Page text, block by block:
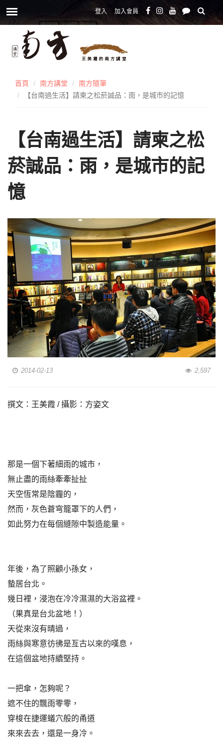
登入 加入會員
首頁 南方講堂
南方隨筆
【台南過生活】請柬之松菸誠品：雨，是城市的記憶
【台南過生活】請柬之松
菸誠品：雨，是城市的記
憶
2014-02-13 2,597
撰文：王美霞 / 攝影：方姿文
那是一個下著細雨的城市，
無止盡的雨絲牽牽扯扯
天空恆常是陰霾的，
然而，灰色蒼穹籠罩下的人們，
如此努力在每個縫隙中製造能量。
年後，為了照顧小孫女，
蟄居台北。
幾日裡，浸泡在冷冷濕濕的大浴盆裡。
（果真是台北盆地！）
天從來沒有晴過，
雨絲與寒意彷彿是亙古以來的嘆息，
在這個盆地持續堅持。
一把傘，怎夠呢？
遮不住的飄雨零零，
穿梭在捷運蟻穴般的甬道
來來去去，還是一身冷。